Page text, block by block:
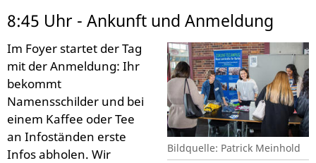
8:45 Uhr - Ankunft und Anmeldung
Bildquelle: Patrick Meinhold
Im Foyer startet der Tag
mit der Anmeldung: Ihr
bekommt
Namensschilder und bei
einem Kaffee oder Tee
an Infoständen erste
Infos abholen. Wir